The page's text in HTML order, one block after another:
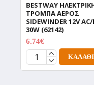
BESTWAY
ΤΡΟΜΠΑ ΑΕΡΟΣ
SIDEWINDER 12V AC/
30W (62142)
6.74€
ΚΑΛΆΘΙ